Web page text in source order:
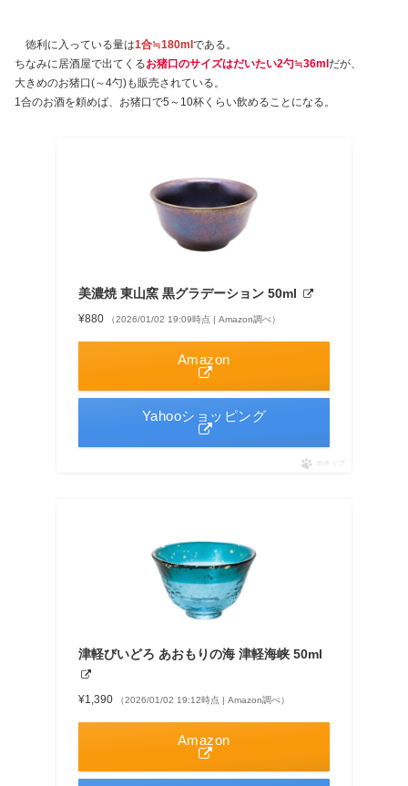
徳利に入っている量は1合≒180mlである。
ちなみに居酒屋で出てくるお猪口のサイズはだいたい2勺≒36mlだが、
大きめのお猪口(～4勺)も販売されている。
1合のお酒を頼めば、お猪口で5～10杯くらい飲めることになる。
美濃焼 東山窯 黒グラデーション 50ml
¥880 （2026/01/02 19:09時点 | Amazon調べ）
Amazon
Yahooショッピング
ポチップ
津軽びいどろ あおもりの海 津軽海峡 50ml
¥1,390 （2026/01/02 19:12時点 | Amazon調べ）
Amazon